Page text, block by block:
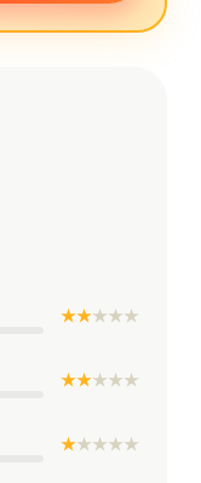
★ ★★★★
★ ★★★★
★★★★★